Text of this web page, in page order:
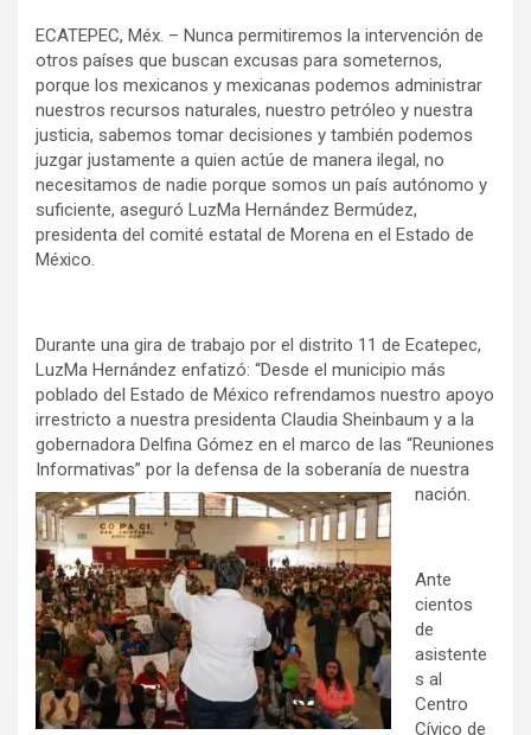
ECATEPEC, Méx. – Nunca permitiremos la intervención de
otros países que buscan excusas para someternos,
porque los mexicanos y mexicanas podemos administrar
nuestros recursos naturales, nuestro petróleo y nuestra
justicia, sabemos tomar decisiones y también podemos
juzgar justamente a quien actúe de manera ilegal, no
necesitamos de nadie porque somos un país autónomo y
suficiente, aseguró LuzMa Hernández Bermúdez,
presidenta del comité estatal de Morena en el Estado de
México.
Durante una gira de trabajo por el distrito 11 de Ecatepec,
LuzMa Hernández enfatizó: “Desde el municipio más
poblado del Estado de México refrendamos nuestro apoyo
irrestricto a nuestra presidenta Claudia Sheinbaum y a la
gobernadora Delfina Gómez en el marco de las “Reuniones
Informativas” por la defensa de la soberanía de nuestra
nación.
Ante
cientos
de
asistente
s al
Centro
Cívico de